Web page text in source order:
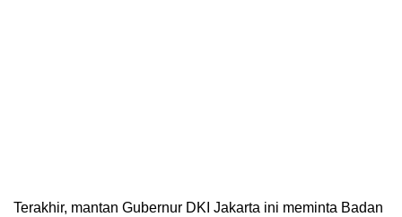
Terakhir, mantan Gubernur DKI Jakarta ini meminta Badan